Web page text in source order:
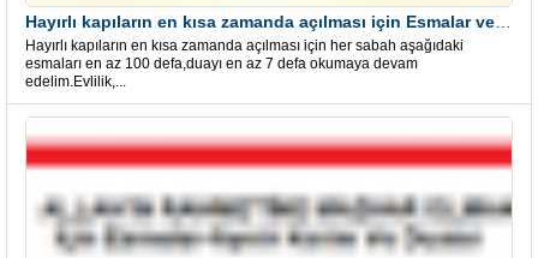
Hayırlı kapıların en kısa zamanda açılması için her sabah aşağıdaki
esmaları en az 100 defa,duayı en az 7 defa okumaya devam
edelim.Evlilik,...